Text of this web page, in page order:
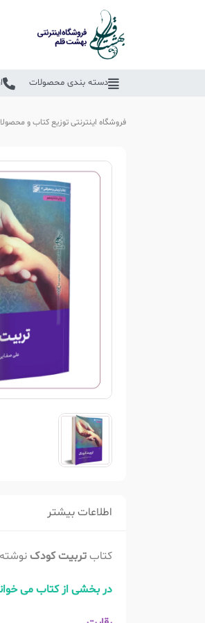
دسته بندی محصولات
فروشگاه اینترنتی توزیع کتاب و
اطلاعات بیشتر
کتابتربیت کودک
در بخشی از کتاب می